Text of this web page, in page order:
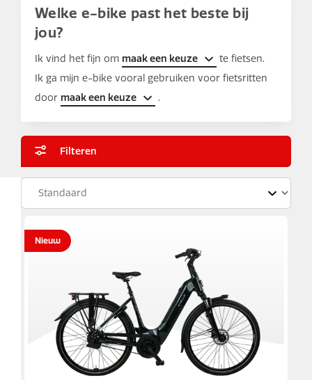
Welke e-bike past het beste bij
jou?
Ik vind het fijn om maak een keuze
te fietsen.
Ik ga mijn e-bike vooral gebruiken voor fietsritten
door maak een keuze .
Filteren
Motorpositie
Zithouding
Accupositie
Nieuw